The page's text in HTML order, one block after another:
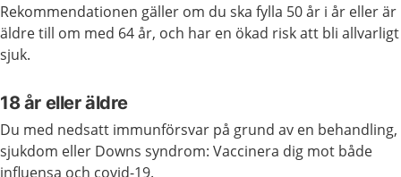
Rekommendationen gäller om du ska fylla 50 år i år eller är
äldre till om med 64 år, och har en ökad risk att bli allvarligt
sjuk.
18 år eller äldre
Du med nedsatt immunförsvar på grund av en behandling,
sjukdom eller Downs syndrom: Vaccinera dig mot både
influensa och covid-19.